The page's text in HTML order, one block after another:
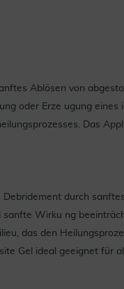
Ablösen von
oder Erze ugung
Das
durch
Wirku ng
das den
Gel ideal geeignet für